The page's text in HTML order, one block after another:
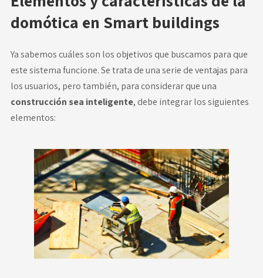
domótica en Smart buildings
Ya sabemos cuáles son los objetivos que buscamos para que
este sistema funcione. Se trata de una serie de ventajas para
los usuarios, pero también, para considerar que una
construcción sea inteligente, debe integrar los siguientes
elementos: